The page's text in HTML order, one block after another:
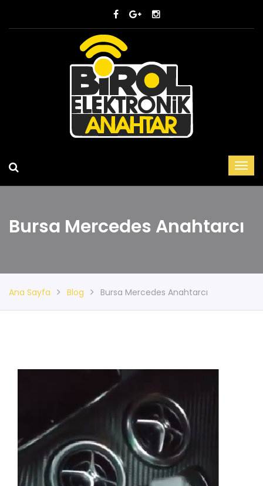
Bursa Mercedes Anahtarcı
Ana Sayfa Blog Bursa Mercedes Anahtarcı